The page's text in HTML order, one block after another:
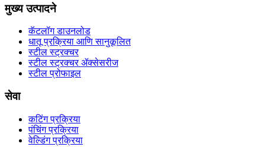
मुख्य उत्पादने
कॅटलॉग डाउनलोड
धातू प्रक्रिया आणि सानुकूलित
स्टील स्ट्रक्चर
स्टील स्ट्रक्चर ॲक्सेसरीज
स्टील प्रोफाइल
सेवा
कटिंग प्रक्रिया
पंचिंग प्रक्रिया
वेल्डिंग प्रक्रिया